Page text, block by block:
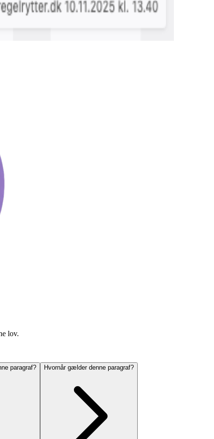
lov.
paragraf? Hvornår gælder denne paragraf?